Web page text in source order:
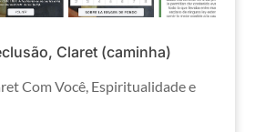
Claret (caminha)
Com Você, Espiritualidade e